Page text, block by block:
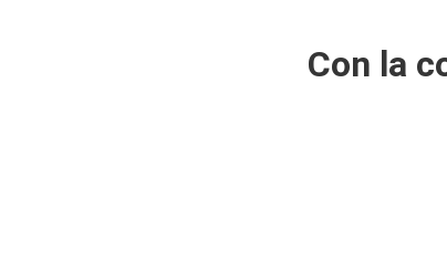
Con la